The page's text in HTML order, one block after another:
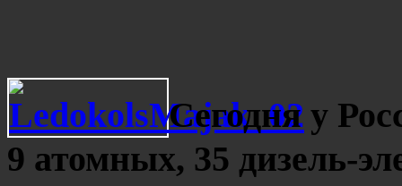
Сегодня у
9 атомных, 35 дизель-